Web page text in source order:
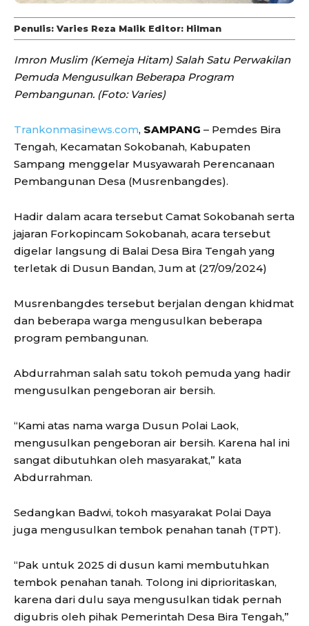
Penulis: Varies Reza Malik Editor: Hilman
Imron Muslim (Kemeja Hitam) Salah Satu Perwakilan
Pemuda Mengusulkan Beberapa Program
Pembangunan. (Foto: Varies)
Trankonmasinews.com, SAMPANG – Pemdes Bira
Tengah, Kecamatan Sokobanah, Kabupaten
Sampang menggelar Musyawarah Perencanaan
Pembangunan Desa (Musrenbangdes).
Hadir dalam acara tersebut Camat Sokobanah serta
jajaran Forkopincam Sokobanah, acara tersebut
digelar langsung di Balai Desa Bira Tengah yang
terletak di Dusun Bandan, Jum at (27/09/2024)
Musrenbangdes tersebut berjalan dengan khidmat
dan beberapa warga mengusulkan beberapa
program pembangunan.
Abdurrahman salah satu tokoh pemuda yang hadir
mengusulkan pengeboran air bersih.
“Kami atas nama warga Dusun Polai Laok,
mengusulkan pengeboran air bersih. Karena hal ini
sangat dibutuhkan oleh masyarakat,” kata
Abdurrahman.
Sedangkan Badwi, tokoh masyarakat Polai Daya
juga mengusulkan tembok penahan tanah (TPT).
“Pak untuk 2025 di dusun kami membutuhkan
tembok penahan tanah. Tolong ini diprioritaskan,
karena dari dulu saya mengusulkan tidak pernah
digubris oleh pihak Pemerintah Desa Bira Tengah,”